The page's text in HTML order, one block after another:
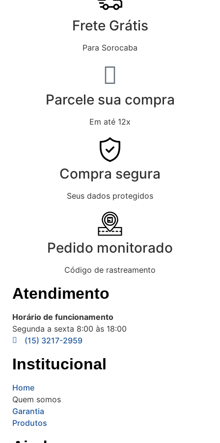
Frete Grátis
Para Sorocaba
Parcele sua compra
Em até 12x
Compra segura
Seus dados protegidos
Pedido monitorado
Código de rastreamento
Atendimento
Horário de funcionamento
Segunda a sexta 8:00 às 18:00
(15) 3217-2959
Institucional
Home
Quem somos
Garantia
Produtos